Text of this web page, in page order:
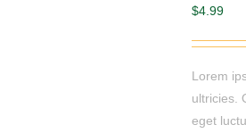
$4.99
Lorem
ultricies.
eget